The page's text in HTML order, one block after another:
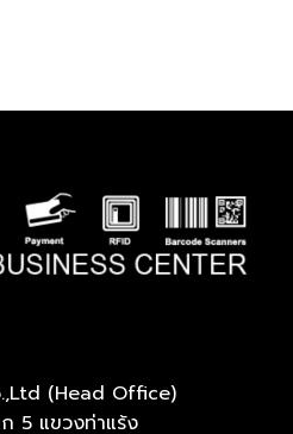
(Head Office)
5 แขวงท่าแร้ง